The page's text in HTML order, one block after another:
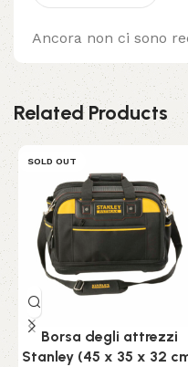
Ancora non ci sono
Related Products
SOLD OUT
Borsa degli attrezzi
Stanley (45 x 35 x 32